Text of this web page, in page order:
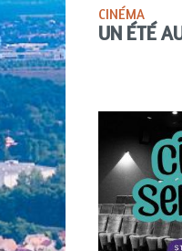
CINÉMA
UN ÉTÉ